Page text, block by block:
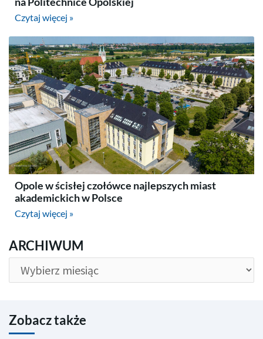
Czytaj więcej »
Opole w ścisłej czołówce najlepszych miast
akademickich w Polsce
Czytaj więcej »
ARCHIWUM
ARCHIWUM
Zobacz także